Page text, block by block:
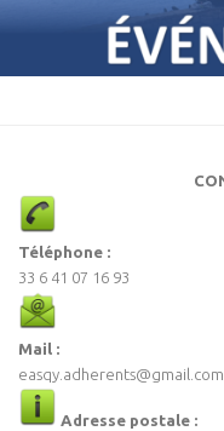
Téléphone :
33 6 41 07 16 93
Mail :
easqy.adherents@gmail.com
Adresse postale :